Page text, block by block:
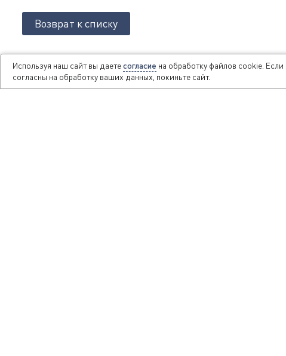
Возврат к списку
Используя наш сайт вы даетесогласие на обработку файлов cookie. Если
согласны на обработку ваших данных, покиньте сайт.